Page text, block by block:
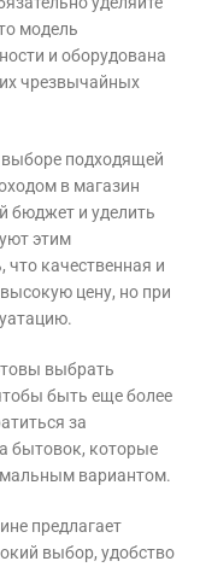
модель
и оборудована
чрезвычайных
подходящей
в магазин
бюджет и уделить
этим
качественная и
цену, но при
выбрать
быть еще более
за
бытовок, которые
вариантом.
предлагает
выбор, удобство